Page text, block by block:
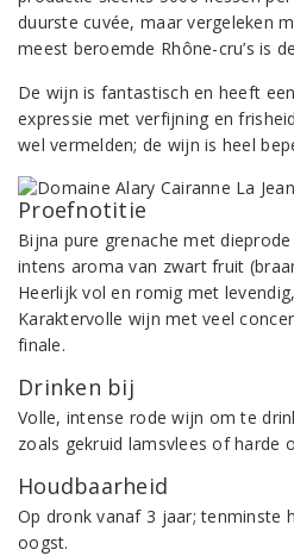
duurste cuvée, maar vergeleken
meest beroemde Rhône-cru’s is
De wijn is fantastisch en heeft
expressie met verfijning en
wel vermelden; de wijn is heel
Proefnotitie
Bijna pure grenache met
intens aroma van zwart fruit
Heerlijk vol en romig met
Karaktervolle wijn met veel
finale.
Drinken bij
Volle, intense rode wijn om te
zoals gekruid lamsvlees of harde
Houdbaarheid
Op dronk vanaf 3 jaar; tenminste
oogst.